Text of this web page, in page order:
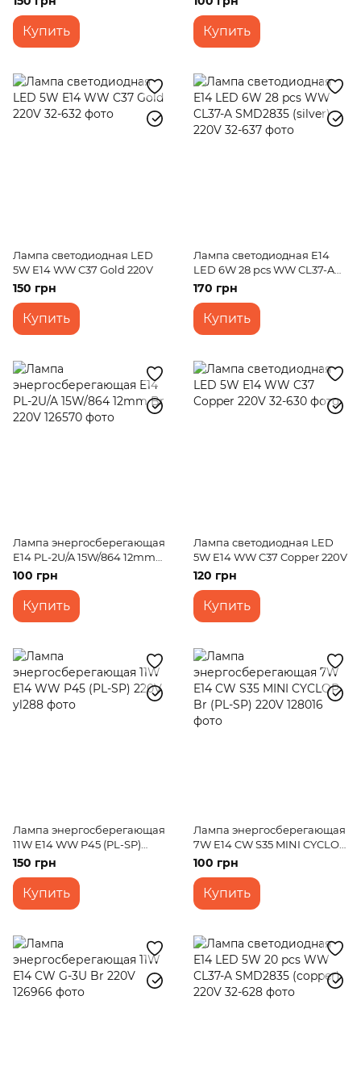
Купить Купить
Лампа светодиодная LED
5W E14 WW C37 Gold 220V
150 грн
Купить
Лампа светодиодная E14
LED 6W 28 pcs WW CL37-A
SMD2835 (silver) 220V
170 грн
Купить
Лампа энергосберегающая
E14 PL-2U/A 15W/864 12mm
Br 220V
100 грн
Купить
Лампа светодиодная LED
5W E14 WW C37 Copper 220V
120 грн
Купить
Лампа энергосберегающая
11W E14 WW P45 (PL-SP)
220V
150 грн
Купить
Лампа энергосберегающая
7W E14 CW S35 MINI CYCLOP
Br (PL-SP) 220V
100 грн
Купить